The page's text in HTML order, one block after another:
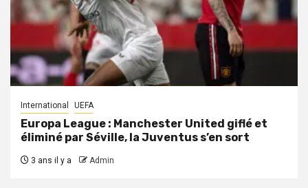
International UEFA
Europa League : Manchester United giflé et
éliminé par Séville, la Juventus s’en sort
3 ans il y a Admin